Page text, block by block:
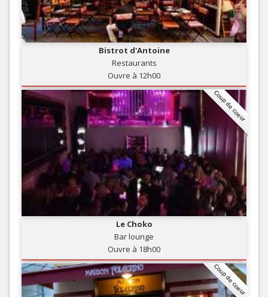
Bistrot d'Antoine
Restaurants
Ouvre à 12h00
Coup de coeur
Le Choko
Bar lounge
Ouvre à 18h00
Coup de coeur